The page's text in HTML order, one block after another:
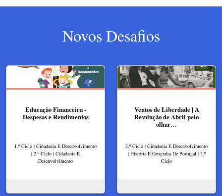
Novos Desafios
Educação Financeira -
Despesas e Rendimentos
1.º Ciclo | Cidadania E Desenvolvimento
| 2.º Ciclo | Cidadania E
Desenvolvimento
Ventos de Liberdade | A
Revolução de Abril pelo
olhar…
2.º Ciclo | Cidadania E Desenvolvimento
| História E Geografia De Portugal | 3.º
Ciclo